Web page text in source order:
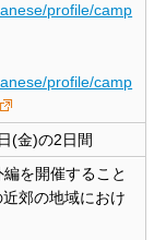
profile/camp
profile/camp
(金)の2日間
を開催すること
郊の地域におけ